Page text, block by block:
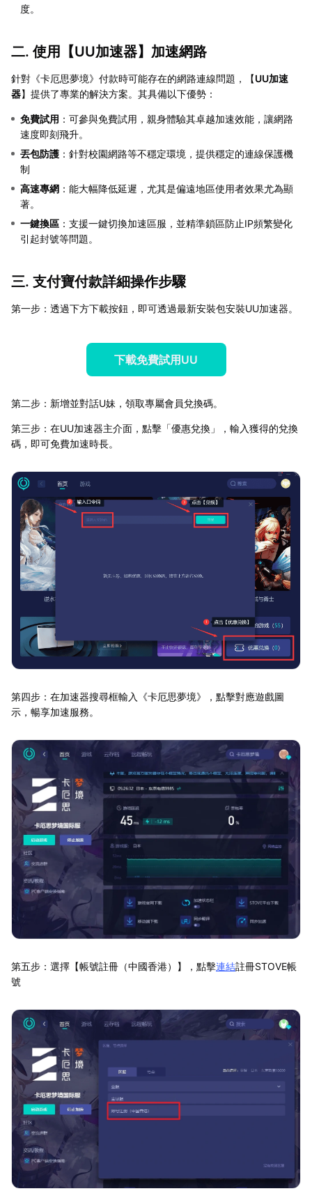
度。
二. 使用【UU加速器】加速網路
針對《卡厄思夢境》付款時可能存在的網路連線問題，【UU加速
器】提供了專業的解決方案。其具備以下優勢：
免費試用 ：可參與免費試用，親身體驗其卓越加速效能，讓網路
速度即刻飛升。
丟包防護 ：針對校園網路等不穩定環境，提供穩定的連線保護機
制
高速專網 ：能大幅降低延遲，尤其是偏遠地區使用者效果尤為顯
著。
一鍵換區 ：支援一鍵切換加速區服，並精準鎖區防止IP頻繁變化
引起封號等問題。
三. 支付寶付款詳細操作步驟
第一步：透過下方下載按鈕，即可透過最新安裝包安裝UU加速器。
下載免費試用UU
第二步：新增並對話U妹，領取專屬會員兌換碼。
第三步：在UU加速器主介面，點擊「優惠兌換」，輸入獲得的兌換
碼，即可免費加速時長。
第四步：在加速器搜尋框輸入《卡厄思夢境》，點擊對應遊戲圖
示，暢享加速服務。
第五步：選擇【帳號註冊（中國香港）】，點擊連結註冊STOVE帳
號